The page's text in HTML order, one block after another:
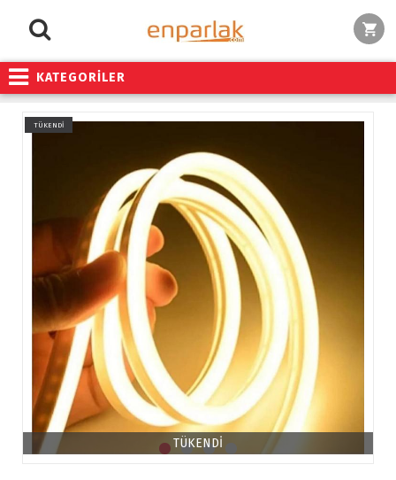
KATEGORİLER
TÜKENDİ
TÜKENDİ